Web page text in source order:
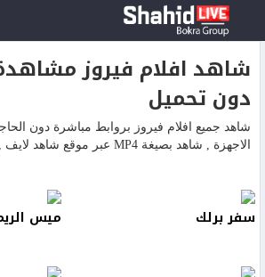
شاهد افلام فيروز
دون تحميل
شاهد جميع افلام فيروز بروابط مباشرة دون
الاجهزة , شاهد بصيغة MP4 عبر موقع شاهد لايف , مشاهدة مباشرة
سفر برلك ميس